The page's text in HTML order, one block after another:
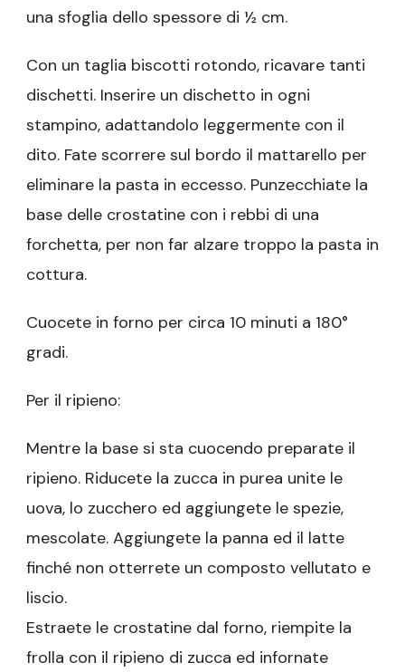
una sfoglia dello spessore di ½ cm.
Con un taglia biscotti rotondo, ricavare tanti
dischetti. Inserire un dischetto in ogni
stampino, adattandolo leggermente con il
dito. Fate scorrere sul bordo il mattarello per
eliminare la pasta in eccesso. Punzecchiate la
base delle crostatine con i rebbi di una
forchetta, per non far alzare troppo la pasta in
cottura.
Cuocete in forno per circa 10 minuti a 180°
gradi.
Per il ripieno:
Mentre la base si sta cuocendo preparate il
ripieno. Riducete la zucca in purea unite le
uova, lo zucchero ed aggiungete le spezie,
mescolate. Aggiungete la panna ed il latte
finché non otterrete un composto vellutato e
liscio.
Estraete le crostatine dal forno, riempite la
frolla con il ripieno di zucca ed infornate